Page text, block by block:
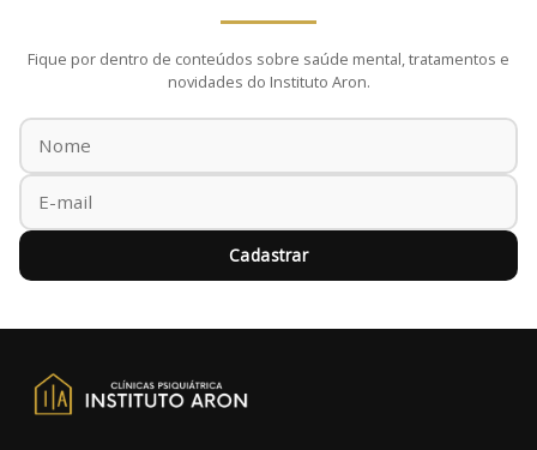
Fique por dentro de conteúdos sobre saúde mental, tratamentos e
novidades do Instituto Aron.
Cadastrar